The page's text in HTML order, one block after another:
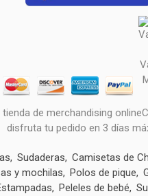
tienda de merchandising
disfruta tu pedido en 3 días
Sudaderas Camisetas de
y mochilas Polos de pique
Peleles de bebé